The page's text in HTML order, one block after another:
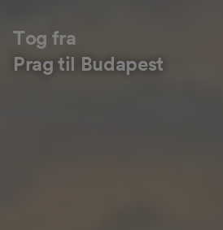
Tog fra
Prag til Budapest